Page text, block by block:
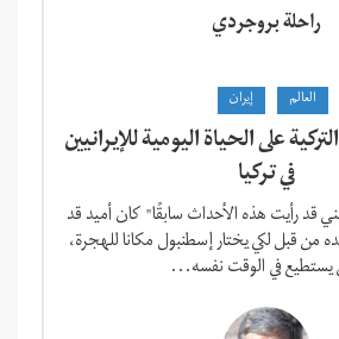
راحلة بروجردي
العالم إيران
على الحياة اليومية للإيرانيين
في تركيا
قد رأيت هذه الأحداث سابقًا" كان أميد قد
من قبل لكي يختار إسطنبول مكانا للهجرة،
في الوقت نفسه...